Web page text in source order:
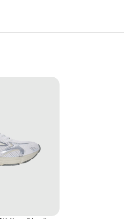
lại trải nghiệm